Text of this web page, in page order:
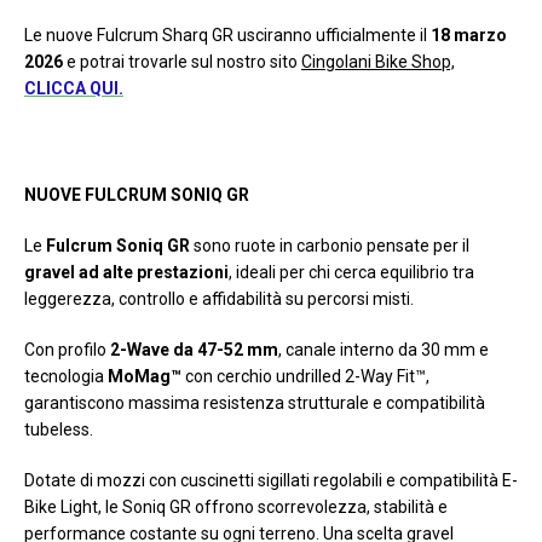
Le nuove Fulcrum Sharq GR usciranno ufficialmente il 18 marzo
2026e potrai trovarle sul nostro sito Cingolani Bike Shop,
CLICCA QUI.
NUOVE FULCRUM SONIQ GR
Le Fulcrum Soniq GR sono ruote in carbonio pensate per il
gravel ad alte prestazioni, ideali per chi cerca equilibrio tra
leggerezza, controllo e affidabilità su percorsi misti.
Con profilo 2-Wave da 47-52 mm, canale interno da 30 mm e
tecnologia MoMag™ con cerchio undrilled 2-Way Fit™,
garantiscono massima resistenza strutturale e compatibilità
tubeless.
Dotate di mozzi con cuscinetti sigillati regolabili e compatibilità E-
Bike Light, le Soniq GR offrono scorrevolezza, stabilità e
performance costante su ogni terreno. Una scelta gravel